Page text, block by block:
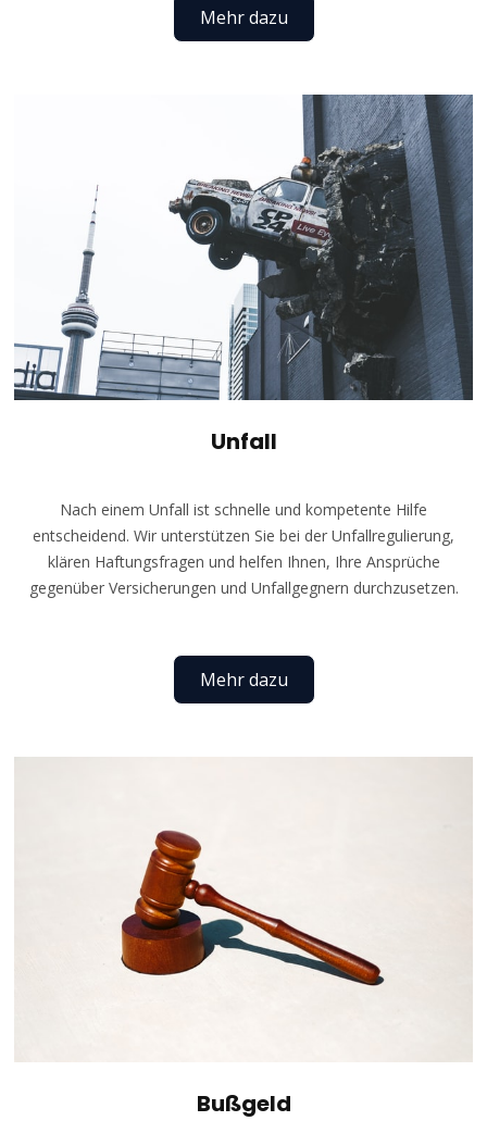
Mehr dazu
Unfall
Nach einem Unfall ist schnelle und kompetente Hilfe
entscheidend. Wir unterstützen Sie bei der Unfallregulierung,
klären Haftungsfragen und helfen Ihnen, Ihre Ansprüche
gegenüber Versicherungen und Unfallgegnern durchzusetzen.
Mehr dazu
Bußgeld